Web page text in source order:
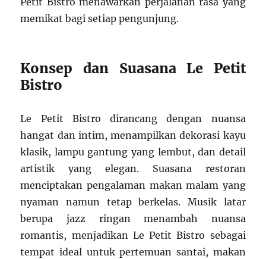
memikat bagi setiap pengunjung.
Konsep dan Suasana Le Petit
Bistro
Le Petit Bistro dirancang dengan nuansa
hangat dan intim, menampilkan dekorasi kayu
klasik, lampu gantung yang lembut, dan detail
artistik yang elegan. Suasana restoran
menciptakan pengalaman makan malam yang
nyaman namun tetap berkelas. Musik latar
berupa jazz ringan menambah nuansa
romantis, menjadikan Le Petit Bistro sebagai
tempat ideal untuk pertemuan santai, makan